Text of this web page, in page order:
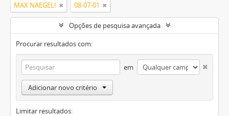
MAX NAEGELI 08-07-01
Opções de pesquisa avançada
Procurar resultados com:
em
Adicionar novo critério
Limitar resultados: